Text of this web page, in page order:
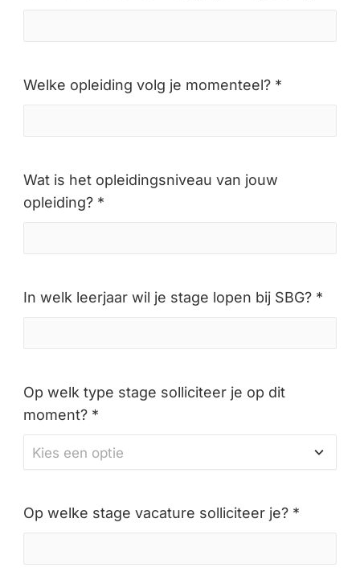
Welke opleiding volg je momenteel? *
Wat is het opleidingsniveau van jouw
opleiding? *
In welk leerjaar wil je stage lopen bij SBG? *
Op welk type stage solliciteer je op dit
moment? *
Op welke stage vacature solliciteer je? *